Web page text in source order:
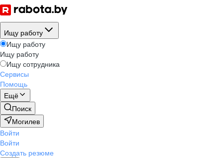
Ищу работу
Ищу работу
Ищу работу
Ищу сотрудника
Сервисы
Помощь
Ещё
Поиск
Могилев
Войти
Войти
Создать резюме